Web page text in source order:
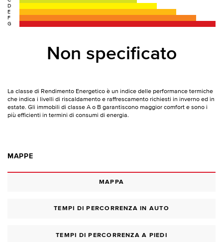
D
E
F
G
Non specificato
La classe di Rendimento Energetico è un indice delle performance termiche
che indica i livelli di riscaldamento e raffrescamento richiesti in inverno ed in
estate. Gli immobili di classe A o B garantiscono maggior comfort e sono i
più efficienti in termini di consumi di energia.
MAPPE
MAPPA
TEMPI DI PERCORRENZA IN AUTO
TEMPI DI PERCORRENZA A PIEDI